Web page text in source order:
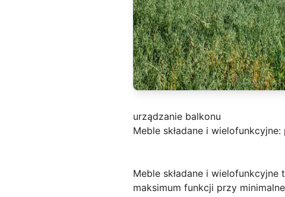
urządzanie balkonu
Meble składane i
Meble składane i wielofunkcyjne
maksimum funkcji przy